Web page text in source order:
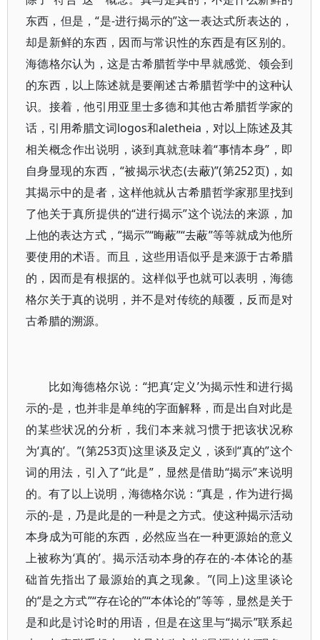
东西，但是，“是-进行揭示的”这一表达式所表达的，
却是新鲜的东西，因而与常识性的东西是有区别的。
海德格尔认为，这是古希腊哲学中早就感觉、领会到
的东西，以上陈述就是要阐述古希腊哲学中的这种认
识。接着，他引用亚里士多德和其他古希腊哲学家的
话，引用希腊文词logos和aletheia，对以上陈述及其
相关概念作出说明，谈到真就意味着“事情本身”，即
自身显现的东西，“被揭示状态(去蔽)”(第252页)，如
其揭示中的是者，这样他就从古希腊哲学家那里找到
了他关于真所提供的“进行揭示”这个说法的来源，加
上他的表达方式，“揭示”“晦蔽”“去蔽”等等就成为他所
要使用的术语。而且，这些用语似乎是来源于古希腊
的，因而是有根据的。这样似乎也就可以表明，海德
格尔关于真的说明，并不是对传统的颠覆，反而是对
古希腊的溯源。
比如海德格尔说：“把真‘定义’为揭示性和进行揭
示的-是，也并非是单纯的字面解释，而是出自对此是
的某些状况的分析，我们本来就习惯于把该状况称
为‘真的’。”(第253页)这里谈及定义，谈到“真的”这个
词的用法，引入了“此是”，显然是借助“揭示”来说明
的。有了以上说明，海德格尔说：“真是，作为进行揭
示的-是，乃是此是的一种是之方式。使这种揭示活动
本身成为可能的东西，必然应当在一种更源始的意义
上被称为‘真的’。揭示活动本身的存在的-本体论的基
础首先指出了最源始的真之现象。”(同上)这里谈论
的“是之方式”“存在论的”“本体论的”等等，显然是关于
是和此是讨论时的用语，但是在这里与“揭示”联系起